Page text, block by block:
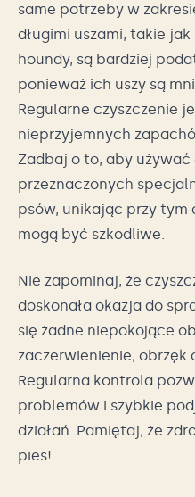
same potrzeby w
długimi uszami, takie
houndy, są bardziej
ponieważ ich uszy są
Regularne czyszczenie
nieprzyjemnych
Zadbaj o to, aby
przeznaczonych
psów, unikając przy tym
mogą być szkodliwe.
Nie zapominaj, że
doskonała okazja do
się żadne niepokojące
zaczerwienienie, obrzęk
Regularna kontrola
problemów i szybkie
działań. Pamiętaj, że
pies!